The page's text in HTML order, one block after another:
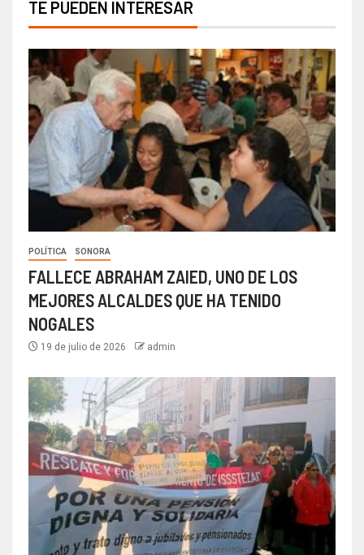
TE PUEDEN INTERESAR
POLÍTICA SONORA
FALLECE ABRAHAM ZAIED, UNO DE LOS
MEJORES ALCALDES QUE HA TENIDO
NOGALES
19 de julio de 2026 admin